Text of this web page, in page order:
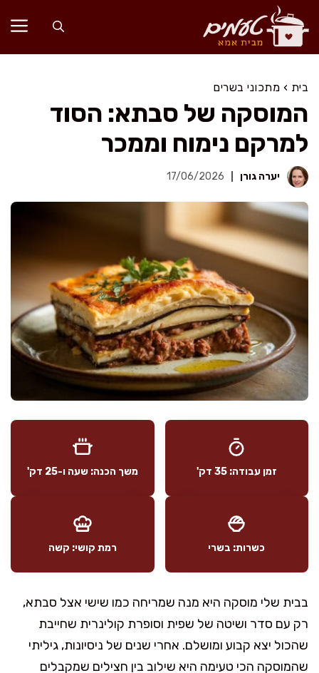
לדלג
לתוכן
בית › מתכוני בשרים
המוסקה של סבתא: הסוד
למרקם נימוח וממכר
יערה גורן 17/06/2026
זמן עבודה: 35 דק' משך הכנה: שעה ו-25 דק'
כשרות: בשרי רמת קושי: קשה
בבית שלי מוסקה היא מנה שמריחה כמו שישי אצל סבתא,
רק עם סדר ושיטה של שפית וסופרת קולינרית שחייבת
שהכול יצא קבוע ומושלם. אחרי שנים של ניסיונות, גיליתי
שהמוסקה הכי טעימה היא שילוב בין חצילים שמקבלים